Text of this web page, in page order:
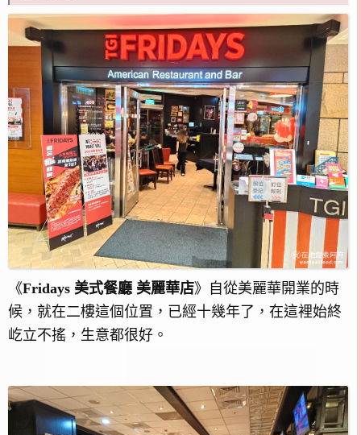
《Fridays 美式餐廳 美麗華店》自從美麗華開業的時
候，就在二樓這個位置，已經十幾年了，在這裡始終
屹立不搖，生意都很好。